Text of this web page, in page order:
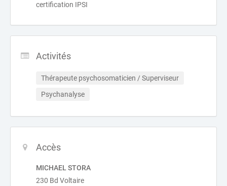
certification IPSI
Activités
Thérapeute psychosomaticien / Superviseur
Psychanalyse
Accès
MICHAEL STORA
230 Bd Voltaire